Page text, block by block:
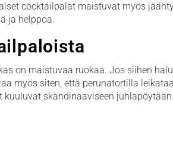
cocktailpalat maistuvat myös
ja helppoa.
on maistuvaa ruokaa. Jos siihen
myös siten, että perunatortilla
kuuluvat skandinaaviseen